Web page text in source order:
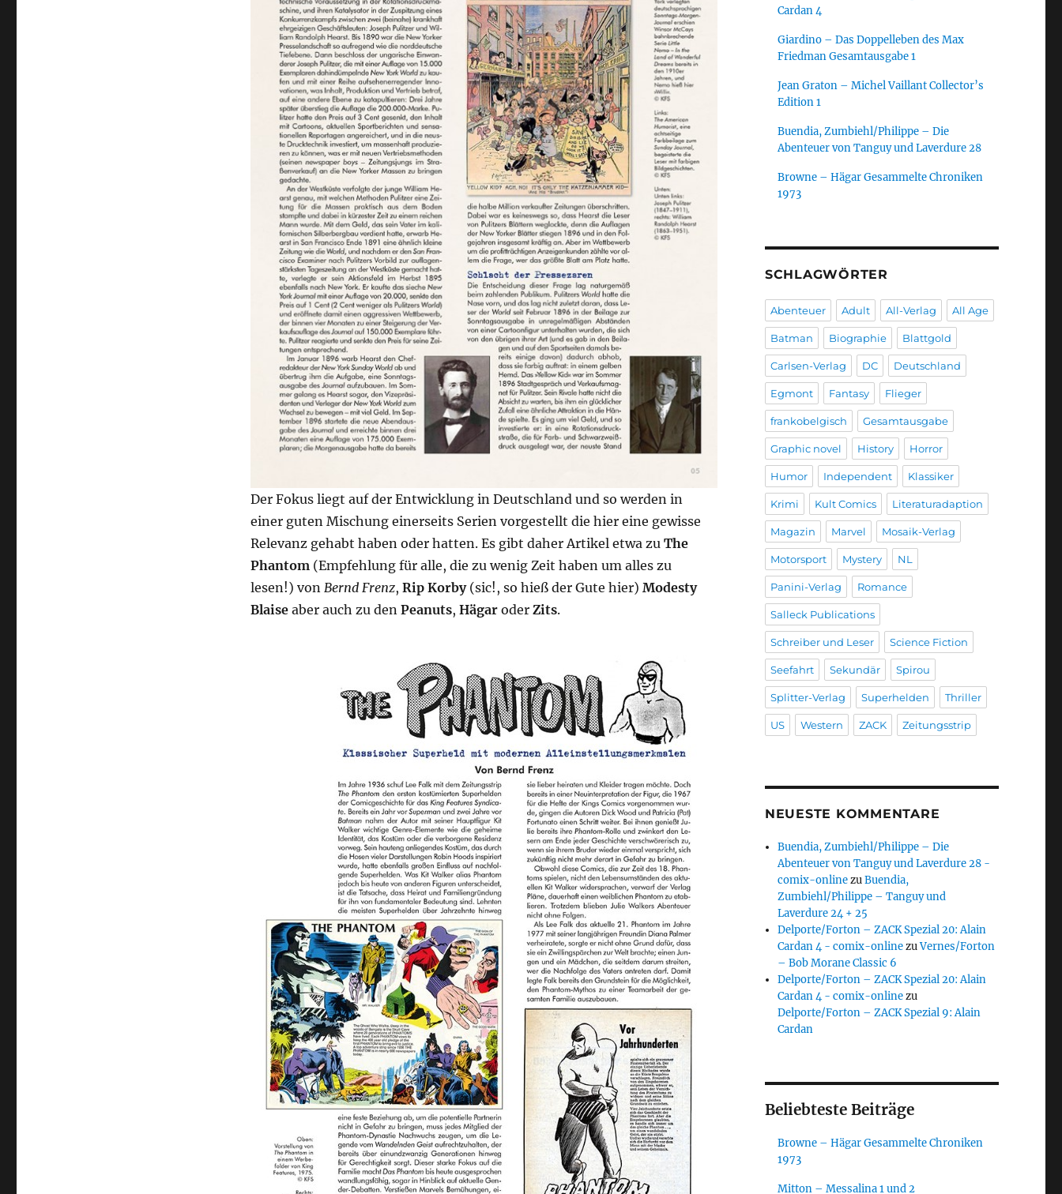
Der Fokus liegt auf der Entwicklung in Deutschland und so werden in
einer guten Mischung einerseits Serien vorgestellt die hier eine gewisse
Relevanz gehabt haben oder hatten. Es gibt daher Artikel etwa zu The
Phantom (Empfehlung für alle, die zu wenig Zeit haben um alles zu
lesen!) von Bernd Frenz, Rip Korby(sic!, so hieß der Gute hier) Modesty
Blaiseaber auch zu den Peanuts, Hägaroder Zits.
Cardan 4
Giardino – Das Doppelleben des Max
Friedman Gesamtausgabe 1
Jean Graton – Michel Vaillant Collector’s
Edition 1
Buendia, Zumbiehl/Philippe – Die
Abenteuer von Tanguy und Laverdure 28
Browne – Hägar Gesammelte Chroniken
1973
SCHLAGWÖRTER
Abenteuer Adult All-Verlag All Age
Batman Biographie Blattgold
Carlsen-Verlag DC Deutschland
Egmont Fantasy Flieger
frankobelgisch Gesamtausgabe
Graphic novel History Horror
Humor Independent Klassiker
Krimi Kult Comics Literaturadaption
Magazin Marvel Mosaik-Verlag
Motorsport Mystery NL
Panini-Verlag Romance
Salleck Publications
Schreiber und Leser Science Fiction
Seefahrt Sekundär Spirou
Splitter-Verlag Superhelden Thriller
US Western ZACK Zeitungsstrip
NEUESTE KOMMENTARE
Buendia, Zumbiehl/Philippe – Die
Abenteuer von Tanguy und Laverdure 28 -
comix-onlinezuBuendia,
Zumbiehl/Philippe – Tanguy und
Laverdure 24 + 25
Delporte/Forton – ZACK Spezial 20: Alain
Cardan 4 - comix-onlinezuVernes/Forton
– Bob Morane Classic 6
Delporte/Forton – ZACK Spezial 20: Alain
Cardan 4 - comix-onlinezu
Delporte/Forton – ZACK Spezial 9: Alain
Cardan
Beliebteste Beiträge
Browne – Hägar Gesammelte Chroniken
1973
Mitton – Messalina 1 und 2